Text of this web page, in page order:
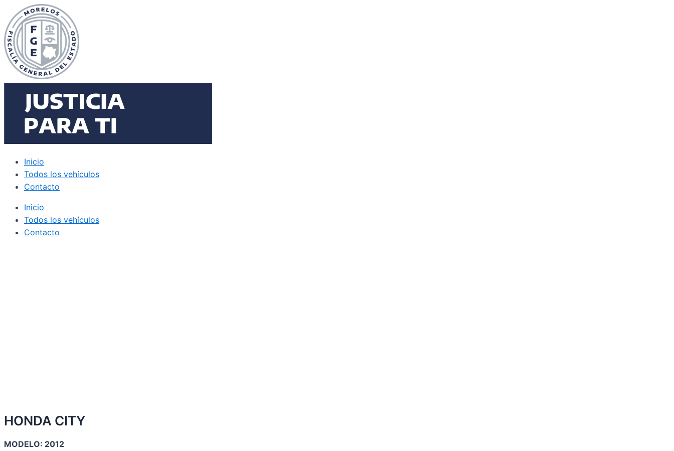
al
contenido
Inicio
Todos los vehículos
Contacto
Inicio
Todos los vehículos
Contacto
HONDA CITY
MODELO: 2012